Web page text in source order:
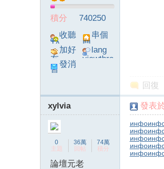
積分
740250
收聽
TA
串個
門
加好
友
lang
viewthre
發消
息
回復
xylvia
0
主題
36萬
回帖
74萬
積分
論壇元老
發表
инфо
инфо
инфо
инфо
инфо